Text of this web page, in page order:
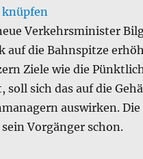
knüpfen
Verkehrsminister
auf die Bahnspitze
Ziele wie die
soll sich das auf die
auswirken.
sein Vorgänger schon.